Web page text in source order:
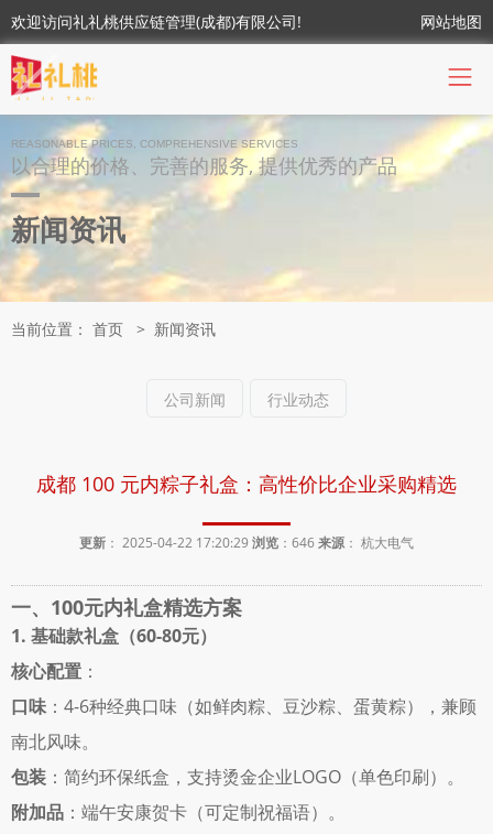
欢迎访问礼礼桃供应链管理(成都)有限公司! 网站地图
REASONABLE PRICES, COMPREHENSIVE SERVICES
以合理的价格、完善的服务, 提供优秀的产品
新闻资讯
当前位置： 首页 > 新闻资讯
公司新闻 行业动态
成都 100 元内粽子礼盒：高性价比企业采购精选
更新 ： 2025-04-22 17:20:29 浏览 ： 646来源： 杭大电气
一、100元内礼盒精选方案
1. 基础款礼盒（60-80元）
核心配置 ：
口味：4-6种经典口味（如鲜肉粽、豆沙粽、蛋黄粽），兼顾
南北风味。
包装 ：简约环保纸盒，支持烫金企业LOGO（单色印刷）。
附加品 ：端午安康贺卡（可定制祝福语）。